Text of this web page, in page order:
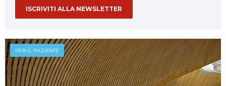
ISCRIVITI ALLA NEWSLETTER
PER IL PAZIENTE